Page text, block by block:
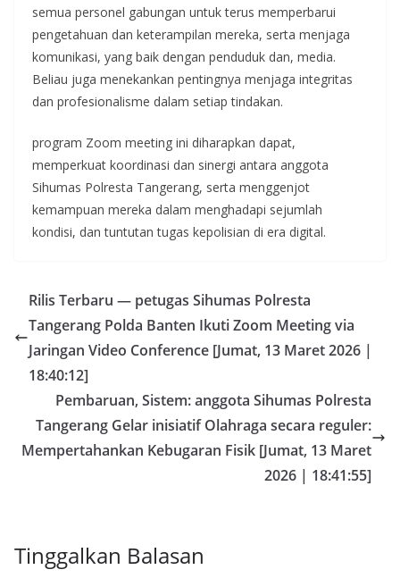
semua personel gabungan untuk terus memperbarui
pengetahuan dan keterampilan mereka, serta menjaga
komunikasi, yang baik dengan penduduk dan, media.
Beliau juga menekankan pentingnya menjaga integritas
dan profesionalisme dalam setiap tindakan.
program Zoom meeting ini diharapkan dapat,
memperkuat koordinasi dan sinergi antara anggota
Sihumas Polresta Tangerang, serta menggenjot
kemampuan mereka dalam menghadapi sejumlah
kondisi, dan tuntutan tugas kepolisian di era digital.
Rilis Terbaru — petugas Sihumas Polresta
Tangerang Polda Banten Ikuti Zoom Meeting via
Jaringan Video Conference [Jumat, 13 Maret 2026 |
18:40:12]
Pembaruan, Sistem: anggota Sihumas Polresta
Tangerang Gelar inisiatif Olahraga secara reguler:
Mempertahankan Kebugaran Fisik [Jumat, 13 Maret
2026 | 18:41:55]
Tinggalkan Balasan